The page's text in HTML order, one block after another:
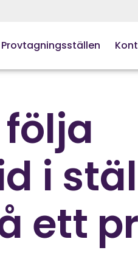
Provtagningsställen
i
ett